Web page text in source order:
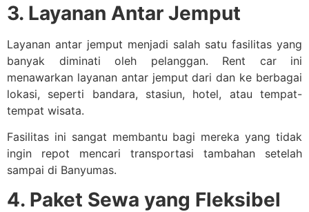
3. Layanan Antar Jemput
Layanan antar jemput menjadi salah satu fasilitas yang
banyak diminati oleh pelanggan. Rent car ini
menawarkan layanan antar jemput dari dan ke berbagai
lokasi, seperti bandara, stasiun, hotel, atau tempat-
tempat wisata.
Fasilitas ini sangat membantu bagi mereka yang tidak
ingin repot mencari transportasi tambahan setelah
sampai di Banyumas.
4. Paket Sewa yang Fleksibel